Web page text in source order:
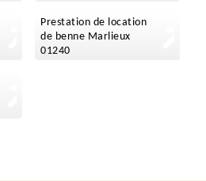
Prestation de location
de benne Marlieux
01240